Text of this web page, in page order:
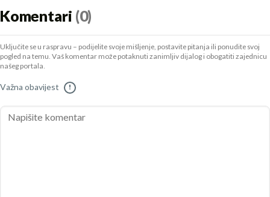
Komentari (0)
Uključite se u raspravu – podijelite svoje mišljenje, postavite pitanja ili ponudite svoj
pogled na temu. Vaš komentar može potaknuti zanimljiv dijalog i obogatiti zajednicu
našeg portala.
Važna obavijest !